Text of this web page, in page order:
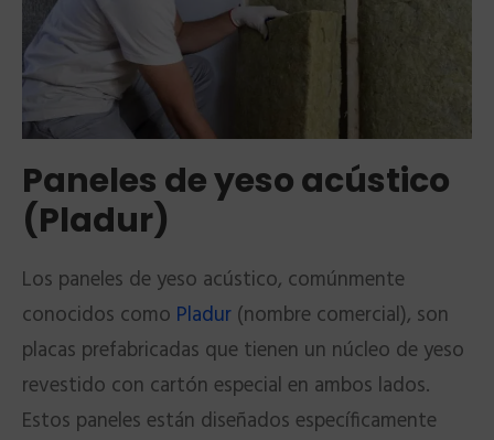
Paneles de yeso acústico
(Pladur)
Los paneles de yeso acústico, comúnmente
conocidos como Pladur (nombre comercial), son
placas prefabricadas que tienen un núcleo de yeso
revestido con cartón especial en ambos lados.
Estos paneles están diseñados específicamente